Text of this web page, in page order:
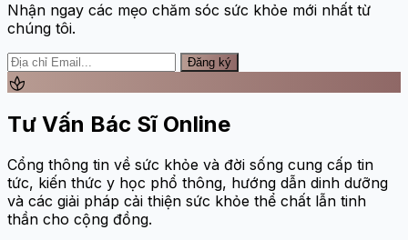
Nhận ngay các mẹo chăm sóc sức khỏe mới nhất từ
chúng tôi.
Đăng ký
spa
Tư Vấn Bác Sĩ Online
Cổng thông tin về sức khỏe và đời sống cung cấp tin
tức, kiến thức y học phổ thông, hướng dẫn dinh dưỡng
và các giải pháp cải thiện sức khỏe thể chất lẫn tinh
thần cho cộng đồng.